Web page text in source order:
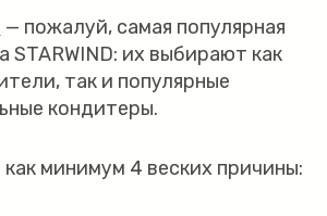
— пожалуй, самая популярная
STARWIND: их выбирают как
так и популярные
кондитеры.
как минимум 4 веских причины: